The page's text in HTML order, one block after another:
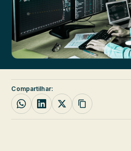
Compartilhar: